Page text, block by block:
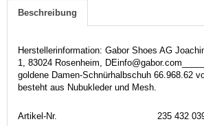
Beschreibung
Herstellerinformation: Gabor Shoes AG
1, 83024 Rosenheim,
goldene Damen-Schnürhalbschuh 66.968.62
besteht aus Nubukleder und Mesh.
Artikel-Nr.
235 432